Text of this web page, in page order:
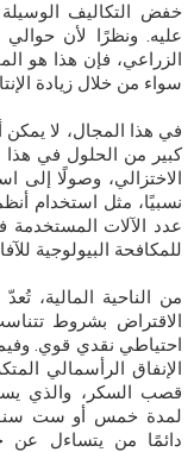
خفض التكاليف الوسيلة
الزراعي، فإن هذا هو
سواء من خلال زيادة
في هذا المجال، لا يمكن
كبير من الحلول في هذا
الاختزالي، وصولًا إلى
نسبيًا، مثل استخدام
عدد الآلات المستخدمة
للمكافحة البيولوجية
من الناحية المالية،
الاقتراض بشروط
احتياطي نقدي قوي.
الإنفاق الرأسمالي
لمدة خمس أو ست
دائمًا من يتساءل عن